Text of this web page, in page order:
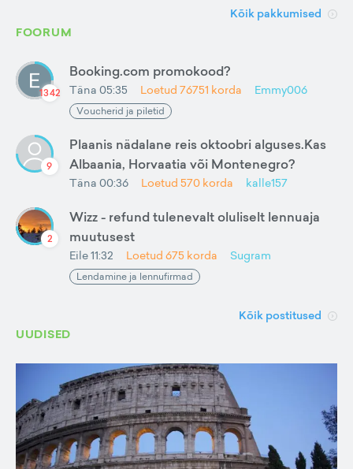
Kõik pakkumised
FOORUM
1342
Booking.com promokood?
Täna 05:35 Loetud 76751 korda Emmy006
Voucherid ja piletid
9
Plaanis nädalane reis oktoobri alguses.Kas
Albaania, Horvaatia või Montenegro?
Täna 00:36 Loetud 570 korda kalle157
2
Wizz - refund tulenevalt oluliselt lennuaja
muutusest
Eile 11:32 Loetud 675 korda Sugram
Lendamine ja lennufirmad
Kõik postitused
UUDISED